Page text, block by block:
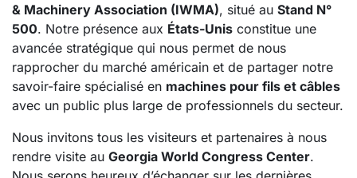
& Machinery Association (IWMA), situé au Stand N°
500. Notre présence aux États-Unis constitue une
avancée stratégique qui nous permet de nous
rapprocher du marché américain et de partager notre
savoir-faire spécialisé en machines pour fils et câbles
avec un public plus large de professionnels du secteur.
Nous invitons tous les visiteurs et partenaires à nous
rendre visite au Georgia World Congress Center.